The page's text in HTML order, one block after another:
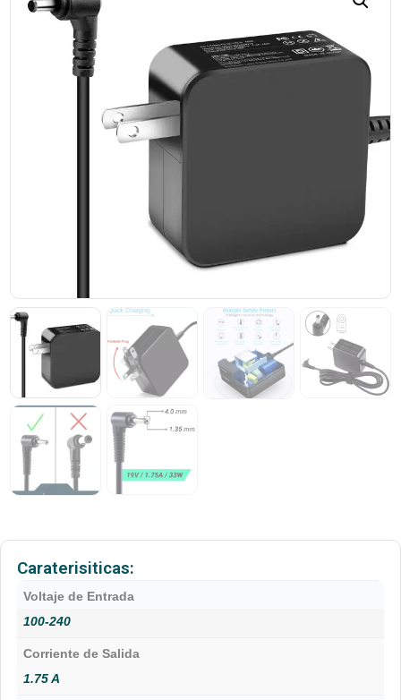
Caraterisiticas:
Voltaje de Entrada
100-240
Corriente de Salida
1.75 A